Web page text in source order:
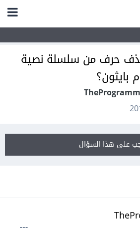
حرف من سلسلة نصية
بايثون؟
على هذا السؤال